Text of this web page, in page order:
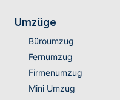
Umzüge
Büroumzug
Fernumzug
Firmenumzug
Mini Umzug